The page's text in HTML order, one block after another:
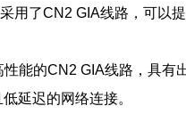
用了CN2 GIA线路，可以
能的CN2 GIA线路，具
延迟的网络连接。